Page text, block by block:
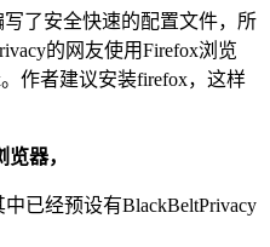
写了安全快速的配置文件，所
的网友使用Firefox浏览
作者建议安装firefox，这样
器，
已经预设有BlackBeltPrivacy